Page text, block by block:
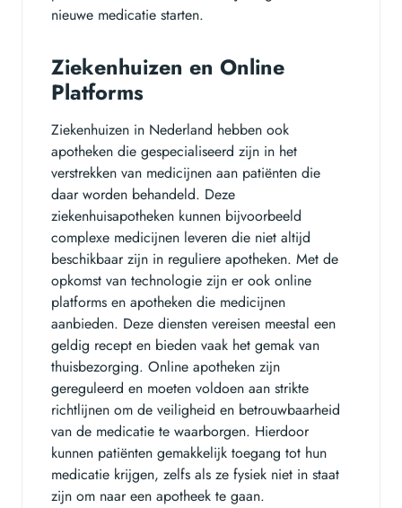
nieuwe medicatie starten.
Ziekenhuizen en Online
Platforms
Ziekenhuizen in Nederland hebben ook
apotheken die gespecialiseerd zijn in het
verstrekken van medicijnen aan patiënten die
daar worden behandeld. Deze
ziekenhuisapotheken kunnen bijvoorbeeld
complexe medicijnen leveren die niet altijd
beschikbaar zijn in reguliere apotheken. Met de
opkomst van technologie zijn er ook online
platforms en apotheken die medicijnen
aanbieden. Deze diensten vereisen meestal een
geldig recept en bieden vaak het gemak van
thuisbezorging. Online apotheken zijn
gereguleerd en moeten voldoen aan strikte
richtlijnen om de veiligheid en betrouwbaarheid
van de medicatie te waarborgen. Hierdoor
kunnen patiënten gemakkelijk toegang tot hun
medicatie krijgen, zelfs als ze fysiek niet in staat
zijn om naar een apotheek te gaan.